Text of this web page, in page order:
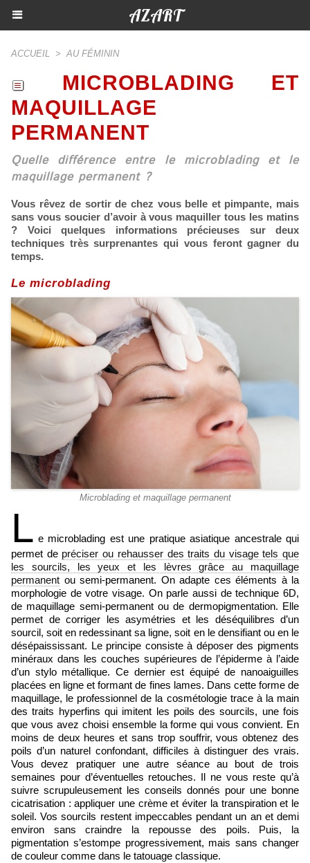
AZART
ACCUEIL > AU FÉMININ
MICROBLADING ET
MAQUILLAGE
PERMANENT
Quelle différence entre le microblading et le
maquillage permanent ?
Vous rêvez de sortir de chez vous belle et pimpante, mais
sans vous soucier d’avoir à vous maquiller tous les matins
? Voici quelques informations précieuses sur deux
techniques très surprenantes qui vous feront gagner du
temps.
Le microblading
Microblading et maquillage permanent
L e microblading est une pratique asiatique ancestrale qui
permet de préciser ou rehausser des traits du visage tels que
les sourcils, les yeux et les lèvres grâce au maquillage
permanent ou semi-permanent. On adapte ces éléments à la
morphologie de votre visage. On parle aussi de technique 6D,
de maquillage semi-permanent ou de dermopigmentation. Elle
permet de corriger les asymétries et les déséquilibres d’un
sourcil, soit en redessinant sa ligne, soit en le densifiant ou en le
désépaississant. Le principe consiste à déposer des pigments
minéraux dans les couches supérieures de l’épiderme à l’aide
d’un stylo métallique. Ce dernier est équipé de nanoaiguilles
placées en ligne et formant de fines lames. Dans cette forme de
maquillage, le professionnel de la cosmétologie trace à la main
des traits hyperfins qui imitent les poils des sourcils, une fois
que vous avez choisi ensemble la forme qui vous convient. En
moins de deux heures et sans trop souffrir, vous obtenez des
poils d’un naturel confondant, difficiles à distinguer des vrais.
Vous devez pratiquer une autre séance au bout de trois
semaines pour d’éventuelles retouches. Il ne vous reste qu’à
suivre scrupuleusement les conseils donnés pour une bonne
cicatrisation : appliquer une crème et éviter la transpiration et le
soleil. Vos sourcils restent impeccables pendant un an et demi
environ sans craindre la repousse des poils. Puis, la
pigmentation s’estompe progressivement, mais sans changer
de couleur comme dans le tatouage classique.